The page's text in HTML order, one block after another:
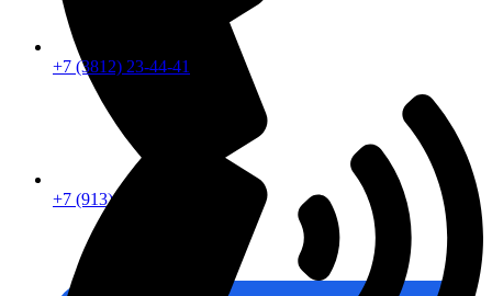
+7 (913) 672-49-54
+7 (3812) 23-44-41